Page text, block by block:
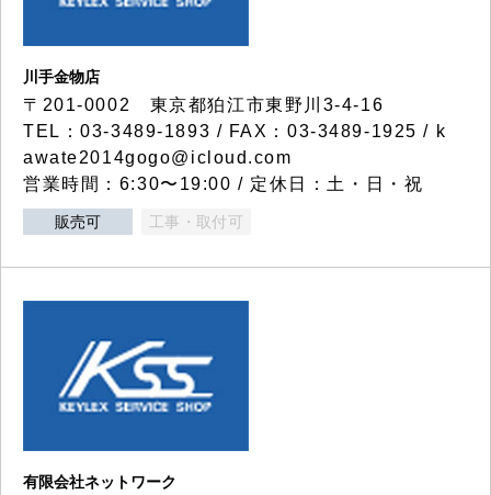
川手金物店
〒201-0002 東京都狛江市東野川3-4-16
TEL：03-3489-1893 / FAX：03-3489-1925 / k
awate2014gogo@icloud.com
営業時間：6:30〜19:00 / 定休日：土・日・祝
販売可 工事・取付可
有限会社ネットワーク